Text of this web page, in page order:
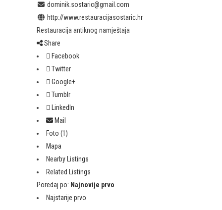
dominik.sostaric@gmail.com
http://www.restauracijasostaric.hr
Restauracija antiknog namještaja
Share
Facebook
Twitter
Google+
Tumblr
LinkedIn
Mail
Foto (1)
Mapa
Nearby Listings
Related Listings
Poredaj po: Najnovije prvo
Najstarije prvo